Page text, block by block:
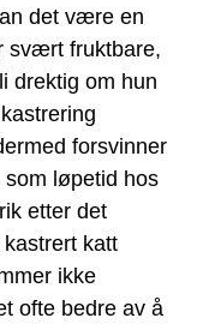
det være en
svært fruktbare,
drektig om hun
forsvinner
løpetid hos
etter det
katt
ikke
ofte bedre av å